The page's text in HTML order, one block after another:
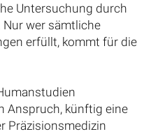
Untersuchung durch
wer sämtliche
erfüllt, kommt für die
Anspruch, künftig eine
Präzisionsmedizin